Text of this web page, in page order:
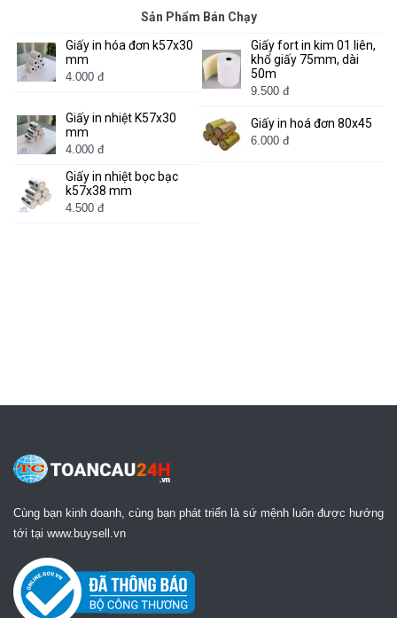
Sản Phẩm Bán Chạy
Giấy in hóa đơn k57x30
mm
4.000 đ
Giấy fort in kim 01 liên,
khổ giấy 75mm, dài
50m
9.500 đ
Giấy in nhiệt K57x30
mm
4.000 đ
Giấy in hoá đơn 80x45
6.000 đ
Giấy in nhiệt bọc bạc
k57x38 mm
4.500 đ
Cùng bạn kinh doanh, cùng bạn phát triển là sứ mệnh luôn được hướng
tới tại www.buysell.vn